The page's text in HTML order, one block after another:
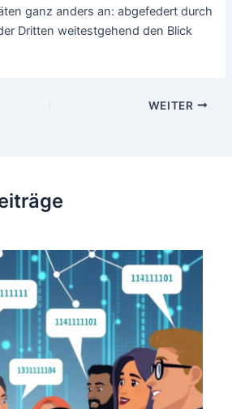
ganz anders an: abgefedert durch
Dritten weitestgehend den Blick
WEITER